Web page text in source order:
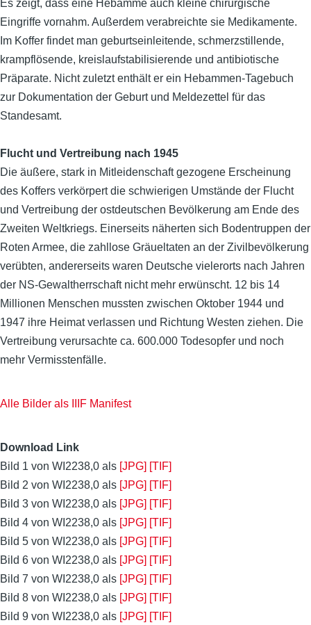
Es zeigt, dass eine Hebamme auch kleine chirurgische
Eingriffe vornahm. Außerdem verabreichte sie Medikamente.
Im Koffer findet man geburtseinleitende, schmerzstillende,
krampflösende, kreislaufstabilisierende und antibiotische
Präparate. Nicht zuletzt enthält er ein Hebammen-Tagebuch
zur Dokumentation der Geburt und Meldezettel für das
Standesamt.
Flucht und Vertreibung nach 1945
Die äußere, stark in Mitleidenschaft gezogene Erscheinung
des Koffers verkörpert die schwierigen Umstände der Flucht
und Vertreibung der ostdeutschen Bevölkerung am Ende des
Zweiten Weltkriegs. Einerseits näherten sich Bodentruppen der
Roten Armee, die zahllose Gräueltaten an der Zivilbevölkerung
verübten, andererseits waren Deutsche vielerorts nach Jahren
der NS-Gewaltherrschaft nicht mehr erwünscht. 12 bis 14
Millionen Menschen mussten zwischen Oktober 1944 und
1947 ihre Heimat verlassen und Richtung Westen ziehen. Die
Vertreibung verursachte ca. 600.000 Todesopfer und noch
mehr Vermisstenfälle.
Alle Bilder als IIIF Manifest
Download Link
Bild 1 von WI2238,0 als [JPG] [TIF]
Bild 2 von WI2238,0 als [JPG] [TIF]
Bild 3 von WI2238,0 als [JPG] [TIF]
Bild 4 von WI2238,0 als [JPG] [TIF]
Bild 5 von WI2238,0 als [JPG] [TIF]
Bild 6 von WI2238,0 als [JPG] [TIF]
Bild 7 von WI2238,0 als [JPG] [TIF]
Bild 8 von WI2238,0 als [JPG] [TIF]
Bild 9 von WI2238,0 als [JPG] [TIF]